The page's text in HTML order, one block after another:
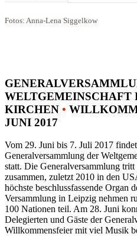
Fotos: Anna-Lena Siggelkow
WELTGEMEINSCHAFT
KIRCHEN •
JUNI 2017
Vom 29. Juni bis 7. Juli 2017
Generalversammlung der
statt. Die Generalversammlung
zusammen, zuletzt 2010 in den
höchste beschlussfassende Organ
Versammlung in Leipzig nehmen
100 Nationen teil. Am 28. Juni
Delegierten und Gäste der
Willkommensfeier mit viel Musik